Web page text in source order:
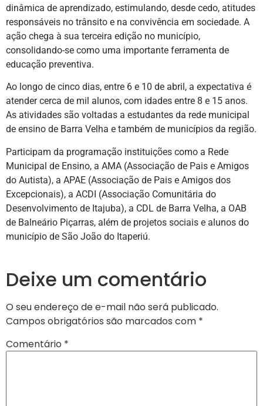
dinâmica de aprendizado, estimulando, desde cedo, atitudes
responsáveis no trânsito e na convivência em sociedade. A
ação chega à sua terceira edição no município,
consolidando-se como uma importante ferramenta de
educação preventiva.
Ao longo de cinco dias, entre 6 e 10 de abril, a expectativa é
atender cerca de mil alunos, com idades entre 8 e 15 anos.
As atividades são voltadas a estudantes da rede municipal
de ensino de Barra Velha e também de municípios da região.
Participam da programação instituições como a Rede
Municipal de Ensino, a AMA (Associação de Pais e Amigos
do Autista), a APAE (Associação de Pais e Amigos dos
Excepcionais), a ACDI (Associação Comunitária do
Desenvolvimento de Itajuba), a CDL de Barra Velha, a OAB
de Balneário Piçarras, além de projetos sociais e alunos do
município de São João do Itaperiú.
Deixe um comentário
O seu endereço de e-mail não será publicado.
Campos obrigatórios são marcados com *
Comentário *